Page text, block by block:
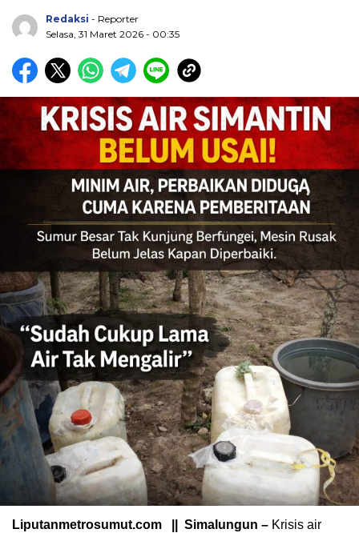
Redaksi - Reporter
Selasa, 31 Maret 2026 - 00:35
Liputanmetrosumut.com || Simalungun – Krisis air